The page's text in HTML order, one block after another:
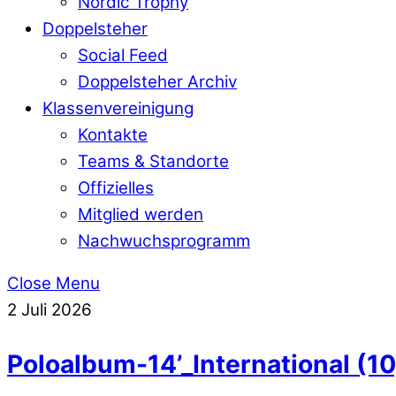
Doppelsteher
Social Feed
Doppelsteher Archiv
Klassenvereinigung
Kontakte
Teams & Standorte
Offizielles
Mitglied werden
Nachwuchsprogramm
Close Menu
2 Juli 2026
Poloalbum-14’_International